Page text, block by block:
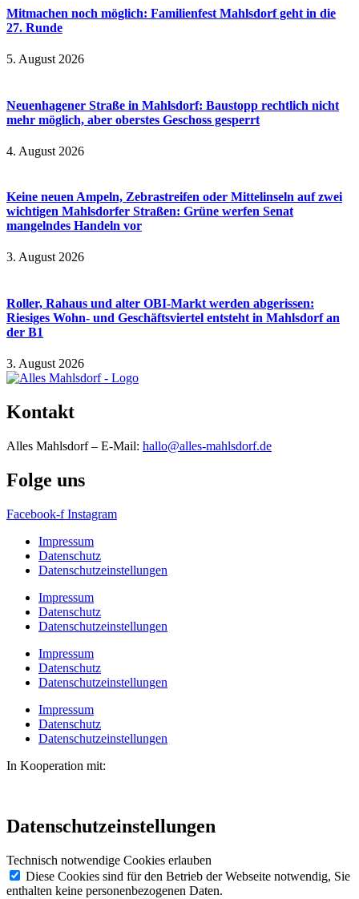
Mitmachen noch möglich: Familienfest Mahlsdorf geht in die
27. Runde
5. August 2026
Neuenhagener Straße in Mahlsdorf: Baustopp rechtlich nicht
mehr möglich, aber oberstes Geschoss gesperrt
4. August 2026
Keine neuen Ampeln, Zebrastreifen oder Mittelinseln auf zwei
wichtigen Mahlsdorfer Straßen: Grüne werfen Senat
mangelndes Handeln vor
3. August 2026
Roller, Rahaus und alter OBI-Markt werden abgerissen:
Riesiges Wohn- und Geschäftsviertel entsteht in Mahlsdorf an
der B1
3. August 2026
Kontakt
Alles Mahlsdorf – E-Mail: hallo@alles-mahlsdorf.de
Folge uns
Facebook-f Instagram
Impressum
Datenschutz
Datenschutzeinstellungen
Impressum
Datenschutz
Datenschutzeinstellungen
Impressum
Datenschutz
Datenschutzeinstellungen
Impressum
Datenschutz
Datenschutzeinstellungen
In Kooperation mit:
Datenschutzeinstellungen
Technisch notwendige Cookies erlauben
Diese Cookies sind für den Betrieb der Webseite notwendig, Sie
enthalten keine personenbezogenen Daten.